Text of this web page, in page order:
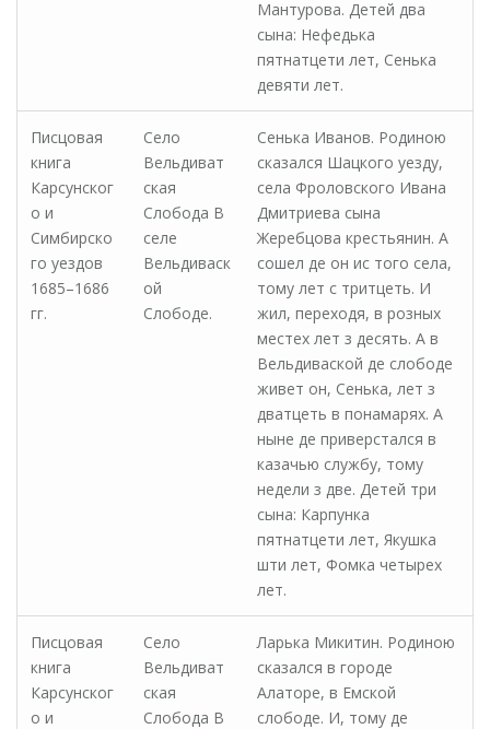
Мантурова. Детей два
сына: Нефедька
пятнатцети лет, Сенька
девяти лет.
Писцовая
книга
Карсунског
о и
Симбирско
го уездов
1685–1686
гг.
Село
Вельдиват
ская
Слобода В
селе
Вельдиваск
ой
Слободе.
Сенька Иванов. Родиною
сказался Шацкого уезду,
села Фроловского Ивана
Дмитриева сына
Жеребцова крестьянин. А
сошел де он ис того села,
тому лет с тритцеть. И
жил, переходя, в розных
местех лет з десять. А в
Вельдиваской де слободе
живет он, Сенька, лет з
дватцеть в понамарях. А
ныне де приверстался в
казачью службу, тому
недели з две. Детей три
сына: Карпунка
пятнатцети лет, Якушка
шти лет, Фомка четырех
лет.
Писцовая
книга
Карсунског
о и
Село
Вельдиват
ская
Слобода В
Ларька Микитин. Родиною
сказался в городе
Алаторе, в Емской
слободе. И, тому де